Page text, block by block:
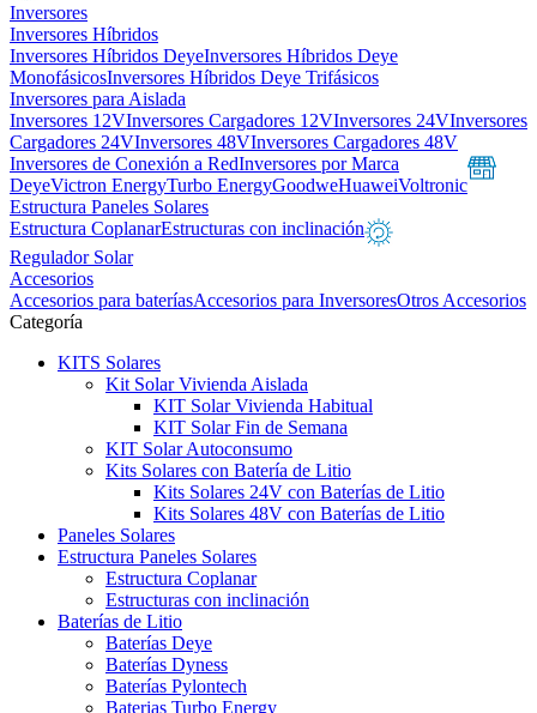
Inversores
Inversores Híbridos
Inversores Híbridos DeyeInversores Híbridos Deye
MonofásicosInversores Híbridos Deye Trifásicos
Inversores para Aislada
Inversores 12VInversores Cargadores 12VInversores 24VInversores
Cargadores 24VInversores 48VInversores Cargadores 48V
Inversores de Conexión a RedInversores por Marca
DeyeVictron EnergyTurbo EnergyGoodweHuaweiVoltronic
Estructura Paneles Solares
Estructura CoplanarEstructuras con inclinación
Regulador Solar
Accesorios
Accesorios para bateríasAccesorios para InversoresOtros Accesorios
Categoría
KITS Solares
Kit Solar Vivienda Aislada
KIT Solar Vivienda Habitual
KIT Solar Fin de Semana
KIT Solar Autoconsumo
Kits Solares con Batería de Litio
Kits Solares 24V con Baterías de Litio
Kits Solares 48V con Baterías de Litio
Paneles Solares
Estructura Paneles Solares
Estructura Coplanar
Estructuras con inclinación
Baterías de Litio
Baterías Deye
Baterías Dyness
Baterías Pylontech
Baterias Turbo Energy